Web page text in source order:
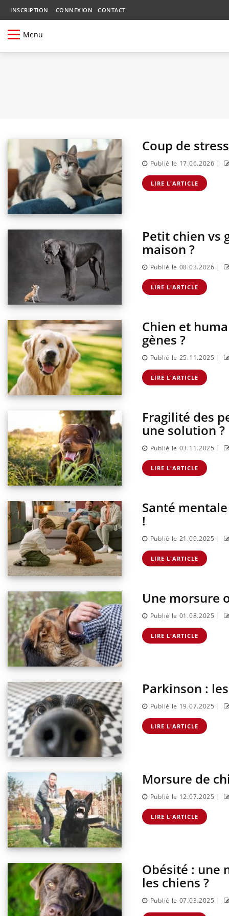
INSCRIPTION CONNEXION CONTACT
Menu
Coup de
Publié le 17.06.2026 |
LIRE L'ARTICLE
Petit chien vs
maison ?
Publié le 08.03.2026 |
LIRE L'ARTICLE
Chien et
gènes ?
Publié le 25.11.2025 |
LIRE L'ARTICLE
Fragilité des
une solution ?
Publié le 03.11.2025 |
LIRE L'ARTICLE
Santé
!
Publié le 21.09.2025 |
LIRE L'ARTICLE
Une morsure
Publié le 01.08.2025 |
LIRE L'ARTICLE
Parkinson :
Publié le 19.07.2025 |
LIRE L'ARTICLE
Morsure de
Publié le 12.07.2025 |
LIRE L'ARTICLE
Obésité : une
les chiens ?
Publié le 07.03.2025 |
: une
aurait
au Pays
de la France ?
GLP-1
les os ?
Cytomégalovirus : ce qui
change dans la prise en
charge des femmes
enceintes
La sieste empêche-t-elle de
dormir la nuit ?
VIH : la fin du comprimé
tous les jours se profile-t-
elle enfin ?